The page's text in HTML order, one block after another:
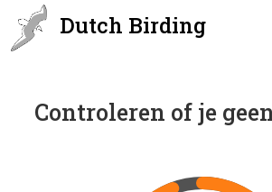
Dutch Birding
Controleren of je